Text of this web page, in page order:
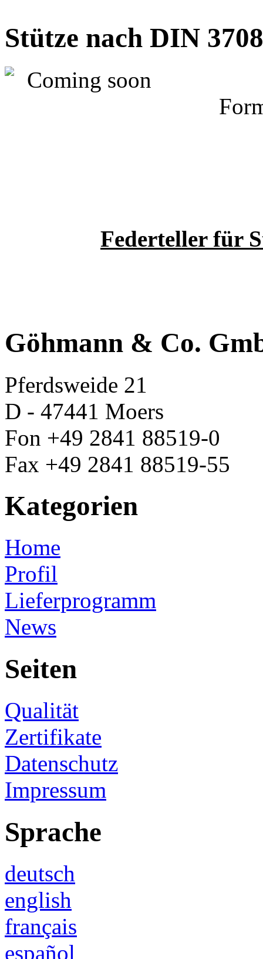
Stütze nach DIN
Federteller für
Göhmann & Co.
Pferdsweide 21
D - 47441 Moers
Fon +49 2841 88519-0
Fax +49 2841 88519-55
Kategorien
Home
Profil
Lieferprogramm
News
Seiten
Qualität
Zertifikate
Datenschutz
Impressum
Sprache
deutsch
english
français
español